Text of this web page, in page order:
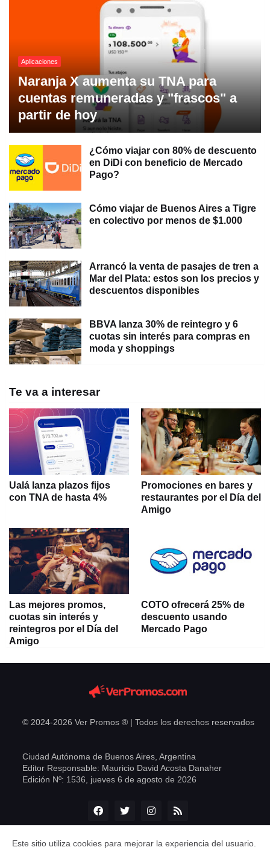
Aplicaciones
Naranja X aumenta su TNA para
cuentas remuneradas y "frascos" a
partir de hoy
¿Cómo viajar con 80% de descuento
en DiDi con beneficio de Mercado
Pago?
Cómo viajar de Buenos Aires a Tigre
en colectivo por menos de $1.000
Arrancó la venta de pasajes de tren a
Mar del Plata: estos son los precios y
descuentos disponibles
BBVA lanza 30% de reintegro y 6
cuotas sin interés para compras en
moda y shoppings
Te va a interesar
Ualá lanza plazos fijos
con TNA de hasta 4%
Promociones en bares y
restaurantes por el Día del
Amigo
Las mejores promos,
cuotas sin interés y
reintegros por el Día del
Amigo
COTO ofrecerá 25% de
descuento usando
Mercado Pago
© 2024-2026 Ver Promos ® | Todos los derechos reservados
Ciudad Autónoma de Buenos Aires, Argentina
Editor Responsable: Mauricio David Acosta Danaher
Edición Nº: 1536, jueves 6 de agosto de 2026
Este sitio utiliza cookies para mejorar la experiencia del usuario.